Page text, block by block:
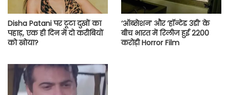
Disha Patani पर टूटा दुखों का
पहाड़, एक ही दिन में दो करीबियों
को खोया?
‘ऑब्सेशन’ और ‘हॉन्टेड 3डी’ के
बीच भारत में रिलीज हुई 2200
करोड़ी Horror Film